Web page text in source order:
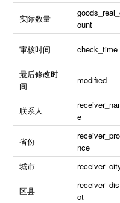
实际数量
ount
审核时间 check_time
最后修改时
间
modified
联系人
e
省份
nce
城市
区县
ct